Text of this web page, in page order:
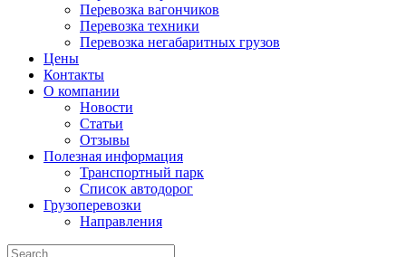
Перевозка вагончиков
Перевозка техники
Перевозка негабаритных грузов
Цены
Контакты
О компании
Новости
Статьи
Отзывы
Полезная информация
Транспортный парк
Список автодорог
Грузоперевозки
Направления